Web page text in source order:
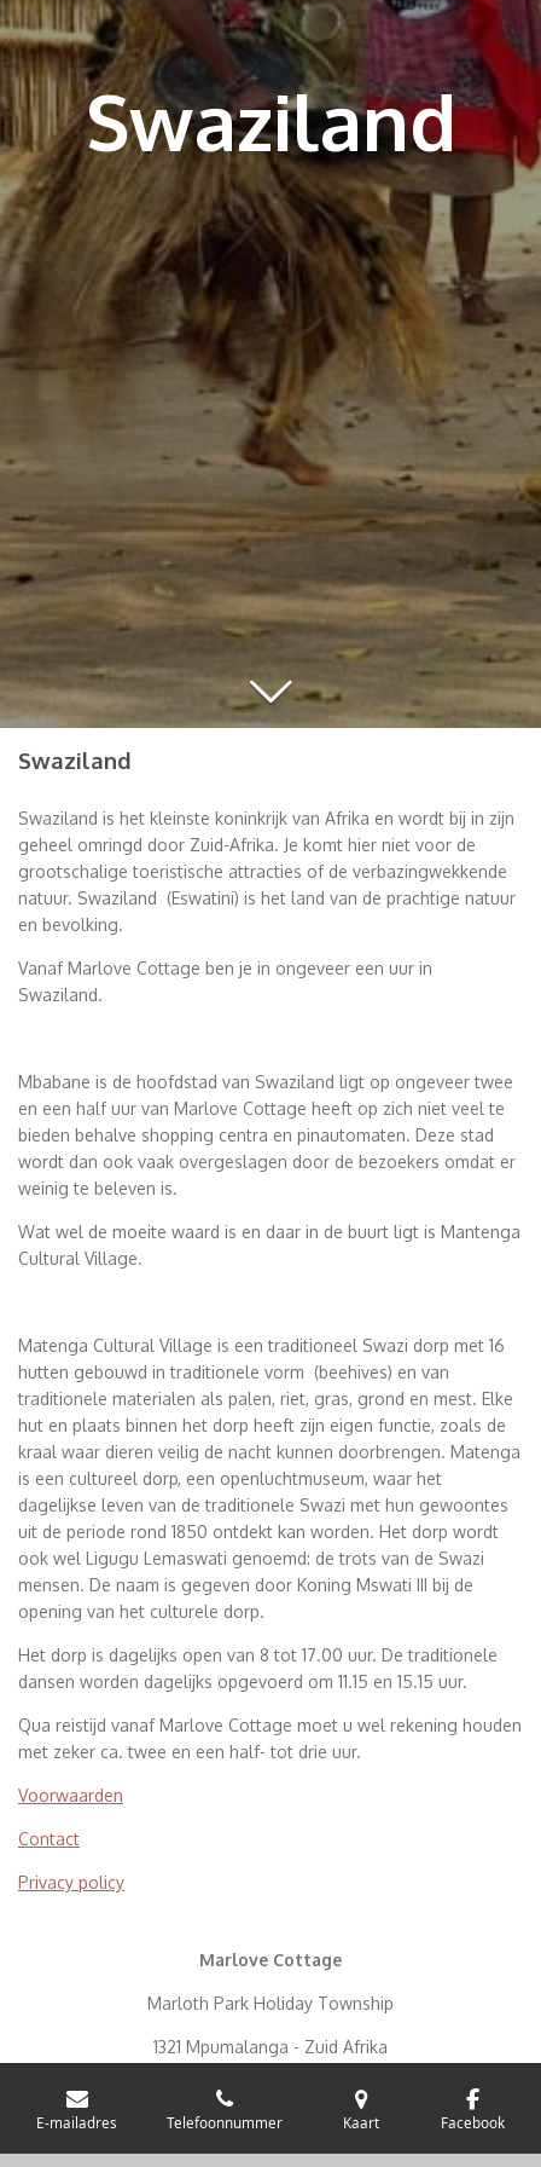
Swaziland
Swaziland
Swaziland is het kleinste koninkrijk van Afrika en wordt bij in zijn
geheel omringd door Zuid-Afrika. Je komt hier niet voor de
grootschalige toeristische attracties of de verbazingwekkende
natuur. Swaziland (Eswatini) is het land van de prachtige natuur
en bevolking.
Vanaf Marlove Cottage ben je in ongeveer een uur in
Swaziland.
Mbabane is de hoofdstad van Swaziland ligt op ongeveer twee
en een half uur van Marlove Cottage heeft op zich niet veel te
bieden behalve shopping centra en pinautomaten. Deze stad
wordt dan ook vaak overgeslagen door de bezoekers omdat er
weinig te beleven is.
Wat wel de moeite waard is en daar in de buurt ligt is Mantenga
Cultural Village.
Matenga Cultural Village is een traditioneel Swazi dorp met 16
hutten gebouwd in traditionele vorm (beehives) en van
traditionele materialen als palen, riet, gras, grond en mest. Elke
hut en plaats binnen het dorp heeft zijn eigen functie, zoals de
kraal waar dieren veilig de nacht kunnen doorbrengen. Matenga
is een cultureel dorp, een openluchtmuseum, waar het
dagelijkse leven van de traditionele Swazi met hun gewoontes
uit de periode rond 1850 ontdekt kan worden. Het dorp wordt
ook wel Ligugu Lemaswati genoemd: de trots van de Swazi
mensen. De naam is gegeven door Koning Mswati III bij de
opening van het culturele dorp.
Het dorp is dagelijks open van 8 tot 17.00 uur. De traditionele
dansen worden dagelijks opgevoerd om 11.15 en 15.15 uur.
Qua reistijd vanaf Marlove Cottage moet u wel rekening houden
met zeker ca. twee en een half- tot drie uur.
Voorwaarden
Contact
Privacy policy
Marlove Cottage
Marloth Park Holiday Township
1321 Mpumalanga - Zuid Afrika
info@marlovekruger.com
E-mailadres Telefoonnummer Kaart Facebook